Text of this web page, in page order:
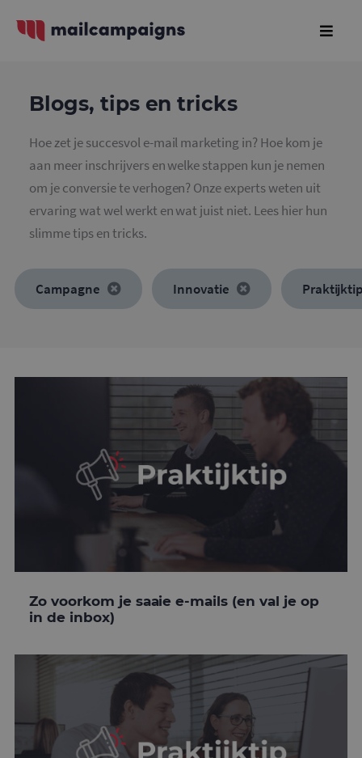
Blogs, tips en tricks
Hoe zet je succesvol e-mail marketing in? Hoe kom je
aan meer inschrijvers en welke stappen kun je nemen
om je conversie te verhogen? Onze experts weten uit
ervaring wat wel werkt en wat juist niet. Lees hier hun
slimme tips en tricks.
Campagne Innovatie
Zo voorkom je saaie e-mails (en val je op
in de inbox)